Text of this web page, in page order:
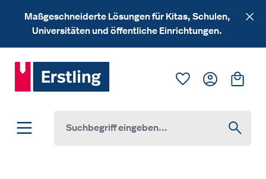
Zum Hauptinhalt springen
Maßgeschneiderte Lösungen für Kitas, Schulen,
Universitäten und öffentliche Einrichtungen.
Du hast 0